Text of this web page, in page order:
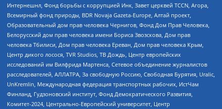
Интернешнл, Фонд борьбы с коррупцией Инк, Завет церквей TCCN, Агора,
Всемирный фонд природы, BDR Novaja Gazeta-Europe, Алтай проект,
Образовательный дом прав человека Чернигов, Фонд Дом Прав Человека,
Белорусский дом прав человека имени Бориса Звозскова, Дом прав
человека Тбилиси, Дом прав человека Ереван, Дом прав человека Крым,
Центр дикого лосося, TVR Studios, ТВ Дождь, Центр европейских
исследований им Вилфрида Мартенса, Сетевое объединение журналистов
расследователей, АЛЛАТРА, За свободную Россию, Свободная Бурятия, Uralic,
UnKremlin, Международная федерация транспортных рабочих, ИстЧам
Финланд, Гудзоновский институт, Фонд Демократического Развития,
Комитет-2024, Центрально-Европейский университет, Центр